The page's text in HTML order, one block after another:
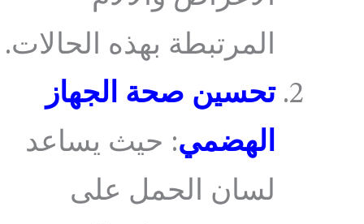
المرتبطة بهذه الحالات.
تحسين صحة الجهاز
الهضمي: حيث يساعد
لسان الحمل على